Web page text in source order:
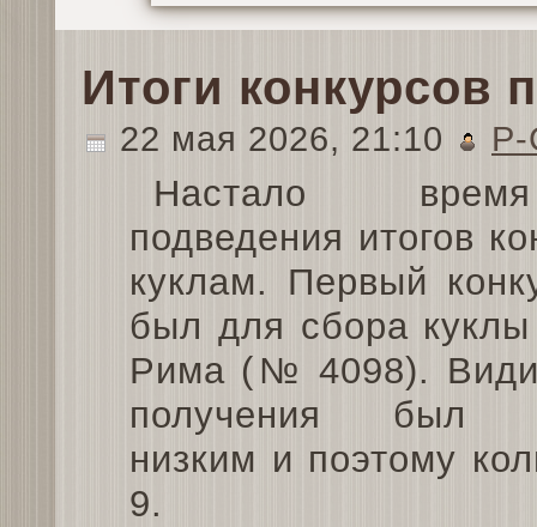
Итоги конкурсов
22 мая 2026, 21:10
Настало
подведения итогов
куклам. Первый
был для сбора куклы
Рима (№ 4098).
получения был
низким и поэтому
9.